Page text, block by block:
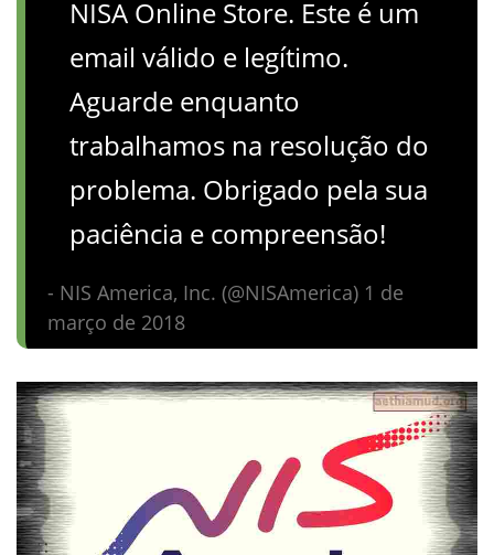
NISA Online Store. Este é um
email válido e legítimo.
Aguarde enquanto
trabalhamos na resolução do
problema. Obrigado pela sua
paciência e compreensão!
- NIS America, Inc. (@NISAmerica) 1 de
março de 2018